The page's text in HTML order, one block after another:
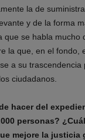
la de
y de la forma
que se habla mucho
la que, en el fondo,
a su trascendencia
ciudadanos.
hacer del
personas?
mejore la justicia